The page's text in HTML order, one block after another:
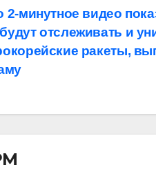
2-минутное видео
отслеживать и
ракеты,